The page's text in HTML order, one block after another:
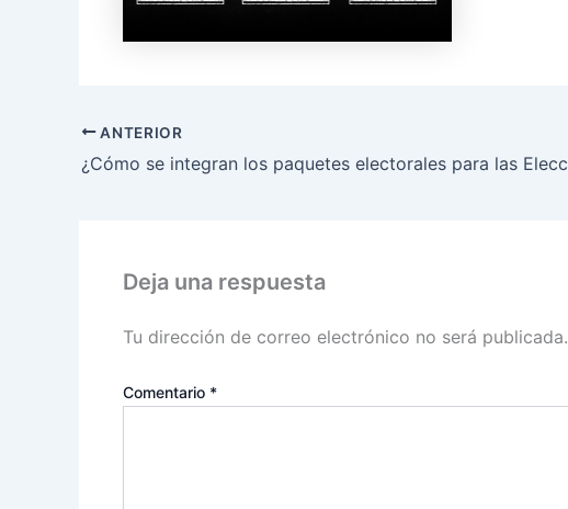
ANTERIOR
Deja una respuesta
Tu dirección de correo electrónico no será publicada.
Comentario *